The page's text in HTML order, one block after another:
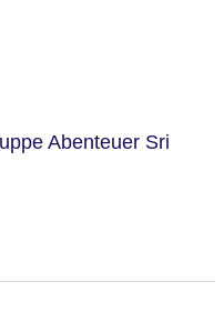
Abenteuer Sri